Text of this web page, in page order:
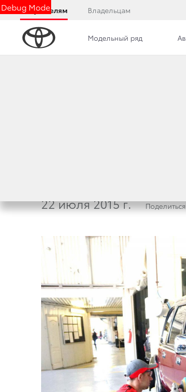
Debug Mode
Покупателям Владельцам
Модельный ряд
ВОТ ТАКИЕ
ВСТРЕТИТЬ У
22 июля 2015 г. Поделиться